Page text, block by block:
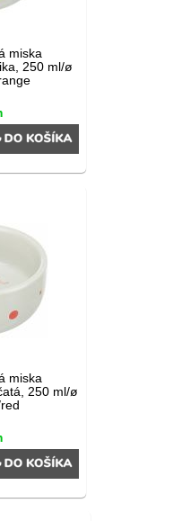
miska
250 ml/ø
miska
250 ml/ø